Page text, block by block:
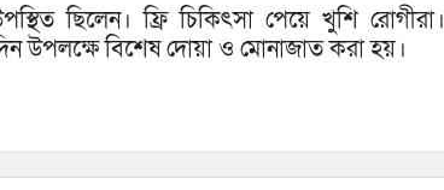
ছিলেন। ফ্রি চিকিৎসা পেয়ে খুশি রোগীরা।
উপলক্ষে বিশেষ দোয়া ও মোনাজাত করা হয়।